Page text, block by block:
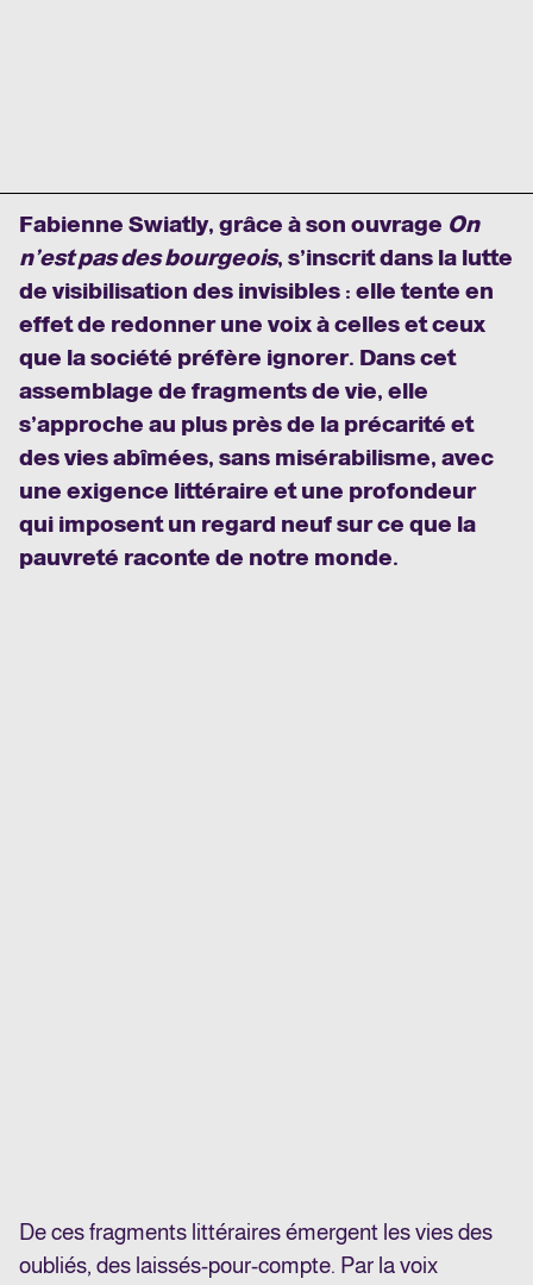
Fabienne Swiatly, grâce à son ouvrage On
n’est pas des bourgeois, s’inscrit dans la lutte
de visibilisation des invisibles : elle tente en
effet de redonner une voix à celles et ceux
que la société préfère ignorer. Dans cet
assemblage de fragments de vie, elle
s’approche au plus près de la précarité et
des vies abîmées, sans misérabilisme, avec
une exigence littéraire et une profondeur
qui imposent un regard neuf sur ce que la
pauvreté raconte de notre monde.
De ces fragments littéraires émergent les vies des
oubliés, des laissés-pour-compte. Par la voix